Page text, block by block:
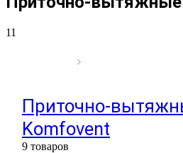
11
Приточно-
Komfovent
9 товаров